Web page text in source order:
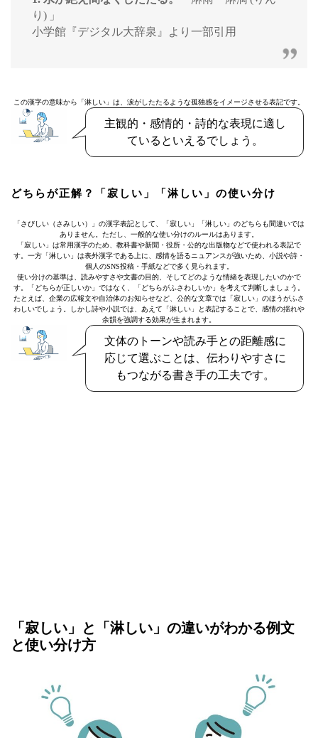
り) 」
小学館『デジタル大辞泉』より一部引用
この漢字の意味から「淋しい」は、涙がしたたるような孤独感をイメージさせる表記です。
主観的・感情的・詩的な表現に適し
ているといえるでしょう。
どちらが正解？「寂しい」「淋しい」の使い分け
「さびしい（さみしい）」の漢字表記として、「寂しい」「淋しい」のどちらも間違いでは
ありません。ただし、一般的な使い分けのルールはあります。
「寂しい」は常用漢字のため、教科書や新聞・役所・公的な出版物などで使われる表記で
す。一方「淋しい」は表外漢字である上に、感情を語るニュアンスが強いため、小説や詩・
個人のSNS投稿・手紙などで多く見られます。
使い分けの基準は、読みやすさや文書の目的、そしてどのような情緒を表現したいのかで
す。「どちらが正しいか」ではなく、「どちらがふさわしいか」を考えて判断しましょう。
たとえば、企業の広報文や自治体のお知らせなど、公的な文章では「寂しい」のほうがふさ
わしいでしょう。しかし詩や小説では、あえて「淋しい」と表記することで、感情の揺れや
余韻を強調する効果が生まれます。
文体のトーンや読み手との距離感に
応じて選ぶことは、伝わりやすさに
もつながる書き手の工夫です。
「寂しい」と「淋しい」の違いがわかる例文
と使い分け方